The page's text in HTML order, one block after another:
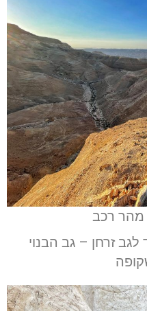
מהר רכב
זרחן – גב הבנוי